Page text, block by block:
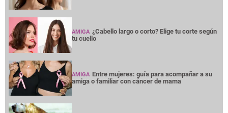
AMIGA ¿Cabello largo o corto? Elige tu corte según
tu cuello
AMIGA Entre mujeres: guía para acompañar a su
amiga o familiar con cáncer de mama